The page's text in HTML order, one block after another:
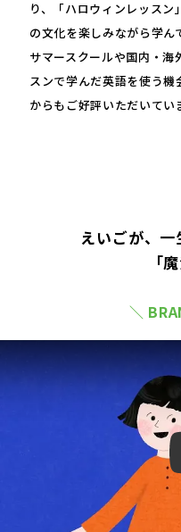
り、「ハロウィンレッス
の文化を楽しみながら学ん
サマースクールや国内・海
スンで学んだ英語を使う
からもご好評いただいてい
えいごが、
「
＼